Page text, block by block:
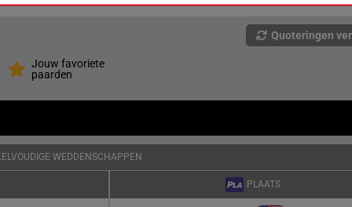
Quoteringen
Jouw favoriete
paarden
WEDDENSCHAPPEN
PLAATS